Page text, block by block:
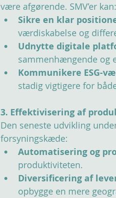
være afgørende. SMV’er kan:
Sikre en klar
værdiskabelse og
Udnytte digitale
sammenhængende og
Kommunikere ESG-
stadig vigtigere for
3. Effektivisering af
Den seneste udvikling
forsyningskæde:
Automatisering og
produktiviteten.
Diversificering af
opbygge en mere